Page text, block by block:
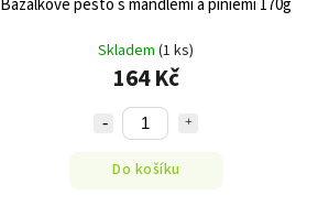
Bazalkové pesto s mandlemi a piniemi 170g
Skladem(1 ks)
164 Kč
Do košíku